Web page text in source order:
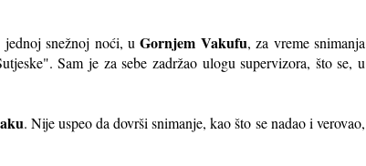
jednoj snežnoj noći, uGornjem Vakufu, za vreme snimanja
Sam je za sebe zadržao ulogu supervizora, što se, u
. Nije uspeo da dovrši snimanje, kao što se nadao i verovao,